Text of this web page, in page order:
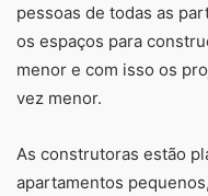
pessoas de todas as
os espaços para
menor e com isso os
vez menor.
As construtoras estão
apartamentos